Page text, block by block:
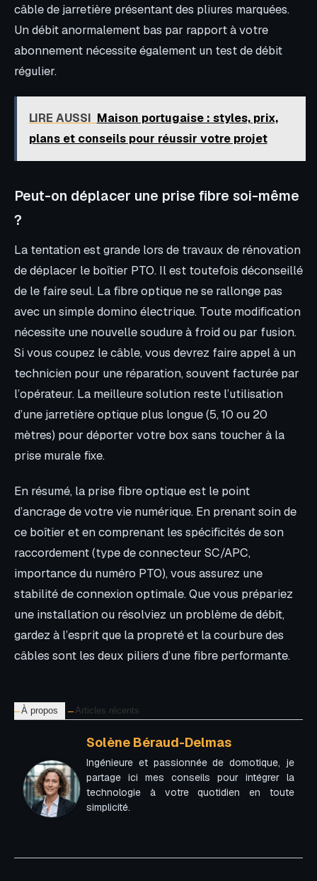
câble de jarretière présentant des pliures marquées.
Un débit anormalement bas par rapport à votre
abonnement nécessite également un test de débit
régulier.
LIRE AUSSI Maison portugaise : styles, prix,
plans et conseils pour réussir votre projet
Peut-on déplacer une prise fibre soi-même
?
La tentation est grande lors de travaux de rénovation
de déplacer le boîtier PTO. Il est toutefois déconseillé
de le faire seul. La fibre optique ne se rallonge pas
avec un simple domino électrique. Toute modification
nécessite une nouvelle soudure à froid ou par fusion.
Si vous coupez le câble, vous devrez faire appel à un
technicien pour une réparation, souvent facturée par
l’opérateur. La meilleure solution reste l’utilisation
d’une jarretière optique plus longue (5, 10 ou 20
mètres) pour déporter votre box sans toucher à la
prise murale fixe.
En résumé, la prise fibre optique est le point
d’ancrage de votre vie numérique. En prenant soin de
ce boîtier et en comprenant les spécificités de son
raccordement (type de connecteur SC/APC,
importance du numéro PTO), vous assurez une
stabilité de connexion optimale. Que vous prépariez
une installation ou résolviez un problème de débit,
gardez à l’esprit que la propreté et la courbure des
câbles sont les deux piliers d’une fibre performante.
À propos Articles récents
Solène Béraud-Delmas
Ingénieure et passionnée de domotique, je
partage ici mes conseils pour intégrer la
technologie à votre quotidien en toute
simplicité.